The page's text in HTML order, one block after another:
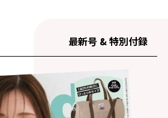
最新号 & 特別付録